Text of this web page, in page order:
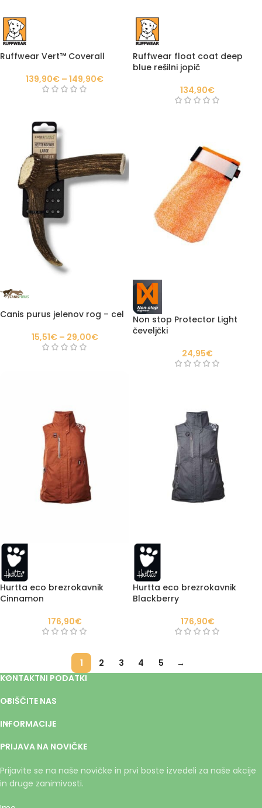
Ruffwear Vert™ Coverall
139,90€ – 149,90€
Ruffwear float coat deep
blue rešilni jopič
134,90€
Canis purus jelenov rog – cel
15,51€ – 29,00€
Non stop Protector Light
čeveljčki
24,95€
Hurtta eco brezrokavnik
Cinnamon
176,90€
Hurtta eco brezrokavnik
Blackberry
176,90€
1 2 3 4 5
→
KONTAKTNI PODATKI
OBIŠČITE NAS
INFORMACIJE
PRIJAVA NA NOVIČKE
Prijavite se na naše novičke in prvi boste izvedeli za naše akcije
in druge zanimivosti.